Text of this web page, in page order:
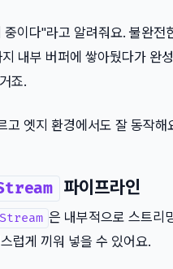
이다"라고 알려줘요. 불완전
내부 버퍼에 쌓아뒀다가 완
죠.
고 엣지 환경에서도 잘 동작해
파이프라인
은 내부적으로 스트리
게 끼워 넣을 수 있어요.